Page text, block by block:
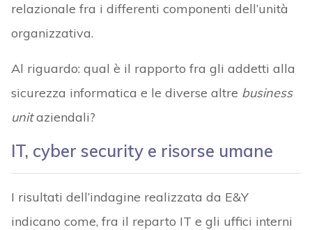
relazionale fra i differenti componenti dell’unità
organizzativa.
Al riguardo: qual è il rapporto fra gli addetti alla
sicurezza informatica e le diverse altre business
unitaziendali?
IT, cyber security e risorse umane
I risultati dell’indagine realizzata da E&Y
indicano come, fra il reparto IT e gli uffici interni